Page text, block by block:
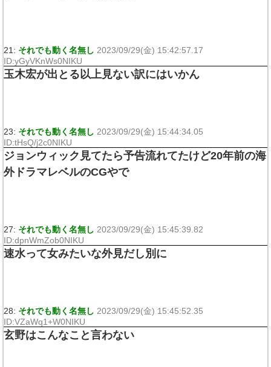
21: それでも動く名無し 2023/09/29(金) 15:42:57.17
ID:yGyVKnWs0NIKU
玉木宏が出とる以上見ない訳にはいかん
23: それでも動く名無し 2023/09/29(金) 15:44:34.05
ID:tHsQ/j2c0NIKU
ジョンウィック見てたら予告流れてたけど20年前の海
外ドラマレベルのCGやで
27: それでも動く名無し 2023/09/29(金) 15:45:39.82
ID:dpnWmZob0NIKU
速水って女みたいな外見だし別に
28: それでも動く名無し 2023/09/29(金) 15:45:52.35
ID:VZaWq1+W0NIKU
玄野はこんなこと言わない